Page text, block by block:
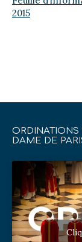
2015
ORDINATIONS
DAME DE